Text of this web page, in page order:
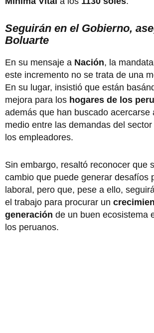
Seguirán en el Gobierno,
Boluarte
En su mensaje a Nación, la
este incremento no se trata de una
En su lugar, insistió que están
mejora para los hogares de los
además que han buscado acercarse
medio entre las demandas del
los empleadores.
Sin embargo, resaltó reconocer que
cambio que puede generar desafíos
laboral, pero que, pese a ello,
el trabajo para procurar un
generación de un buen ecosistema
los peruanos.